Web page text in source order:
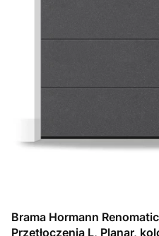
Brama Hormann
Przetłoczenia L, Planar,